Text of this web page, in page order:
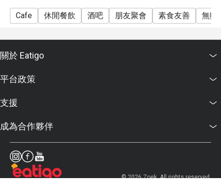
Cafe 休閒餐飲 酒吧 朋友聚會 素食友善 無麩
關於 Eatigo
平台政策
支援
成為合作夥伴
© 2026 Zoek. All rights reserved.